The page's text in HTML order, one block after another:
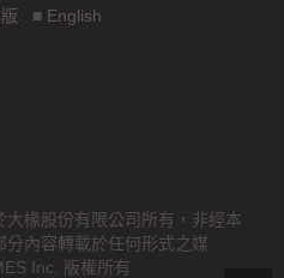
■ English
椽股份有限公司所有，非經本
分內容轉載於任何形式之媒
Inc. 版權所有